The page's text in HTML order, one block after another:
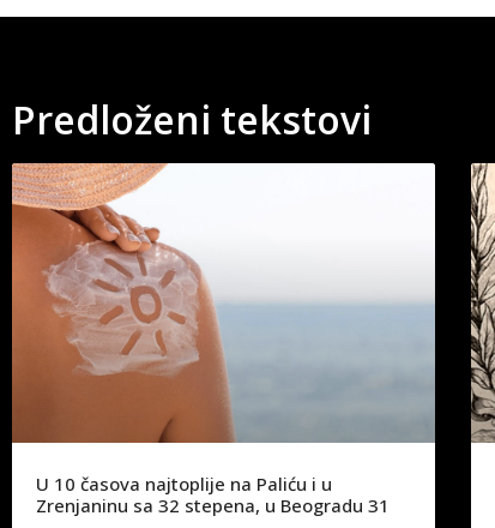
Predloženi tekstovi
U 10 časova najtoplije na Paliću i u
Zrenjaninu sa 32 stepena, u Beogradu 31